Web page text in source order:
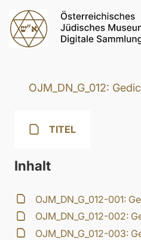
OJM_DN_G_012:
TITEL
Inhalt
OJM_DN_G_012-001:
OJM_DN_G_012-002:
OJM_DN_G_012-003: